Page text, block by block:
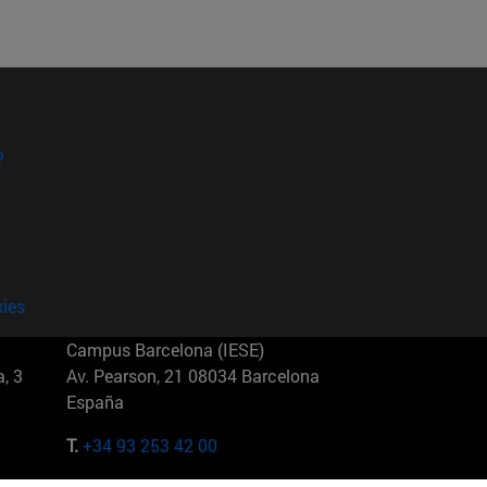
3
Campus Barcelona (IESE)
Av. Pearson, 21 08034 Barcelona
España
T.+34 93 253 42 00